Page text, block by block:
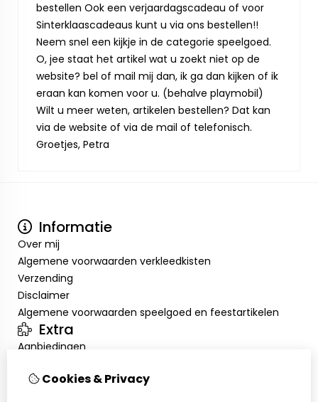
bestellen Ook een verjaardagscadeau of voor
Sinterklaascadeaus kunt u via ons bestellen!!
Neem snel een kijkje in de categorie speelgoed.
O, jee staat het artikel wat u zoekt niet op de
website? bel of mail mij dan, ik ga dan kijken of ik
eraan kan komen voor u. (behalve playmobil)
Wilt u meer weten, artikelen bestellen? Dat kan
via de website of via de mail of telefonisch.
Groetjes, Petra
Informatie
Over mij
Algemene voorwaarden verkleedkisten
Verzending
Disclaimer
Algemene voorwaarden speelgoed en feestartikelen
Extra
Aanbiedingen
InloggenCookies & Privacy